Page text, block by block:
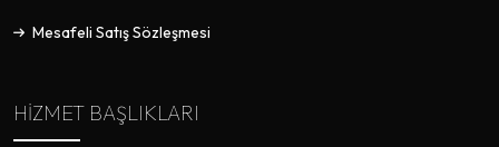
Mesafeli Satış Sözleşmesi
HIZMET BAŞLIKLARI